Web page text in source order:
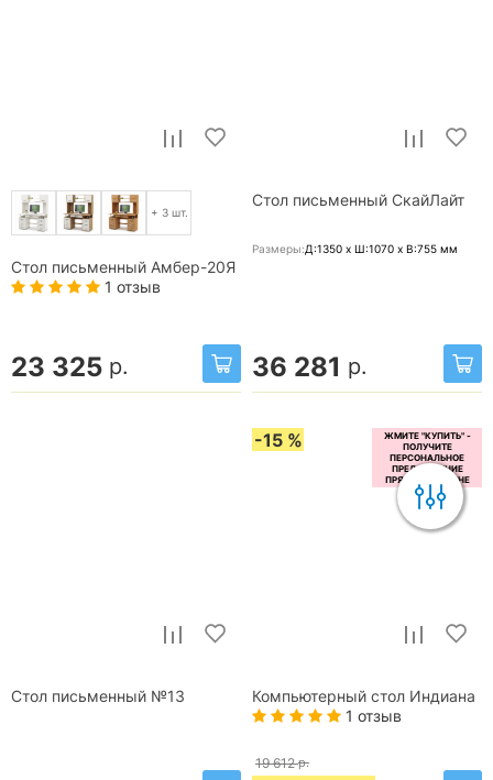
+ 3 шт.
Стол письменный Амбер-20Я
1 отзыв
23 325 р.
Стол письменный СкайЛайт
Размеры:Д:1350 x Ш:1070 x В:755 мм
36 281 р.
Стол письменный №13
-15 %
Компьютерный стол Индиана
1 отзыв
19 612 р.